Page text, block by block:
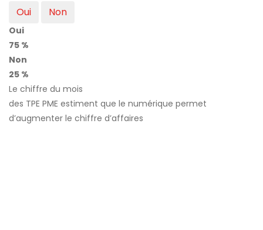
Oui Non
Oui
75 %
Non
25 %
Le chiffre du mois
des TPE PME estiment que le numérique permet
d’augmenter le chiffre d’affaires